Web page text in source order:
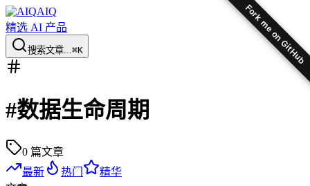
Fork me on GitHub
AIQ
精选 AI 产品
搜索文章...⌘K
#数据生命周期
0 篇文章
最新
热门
精华